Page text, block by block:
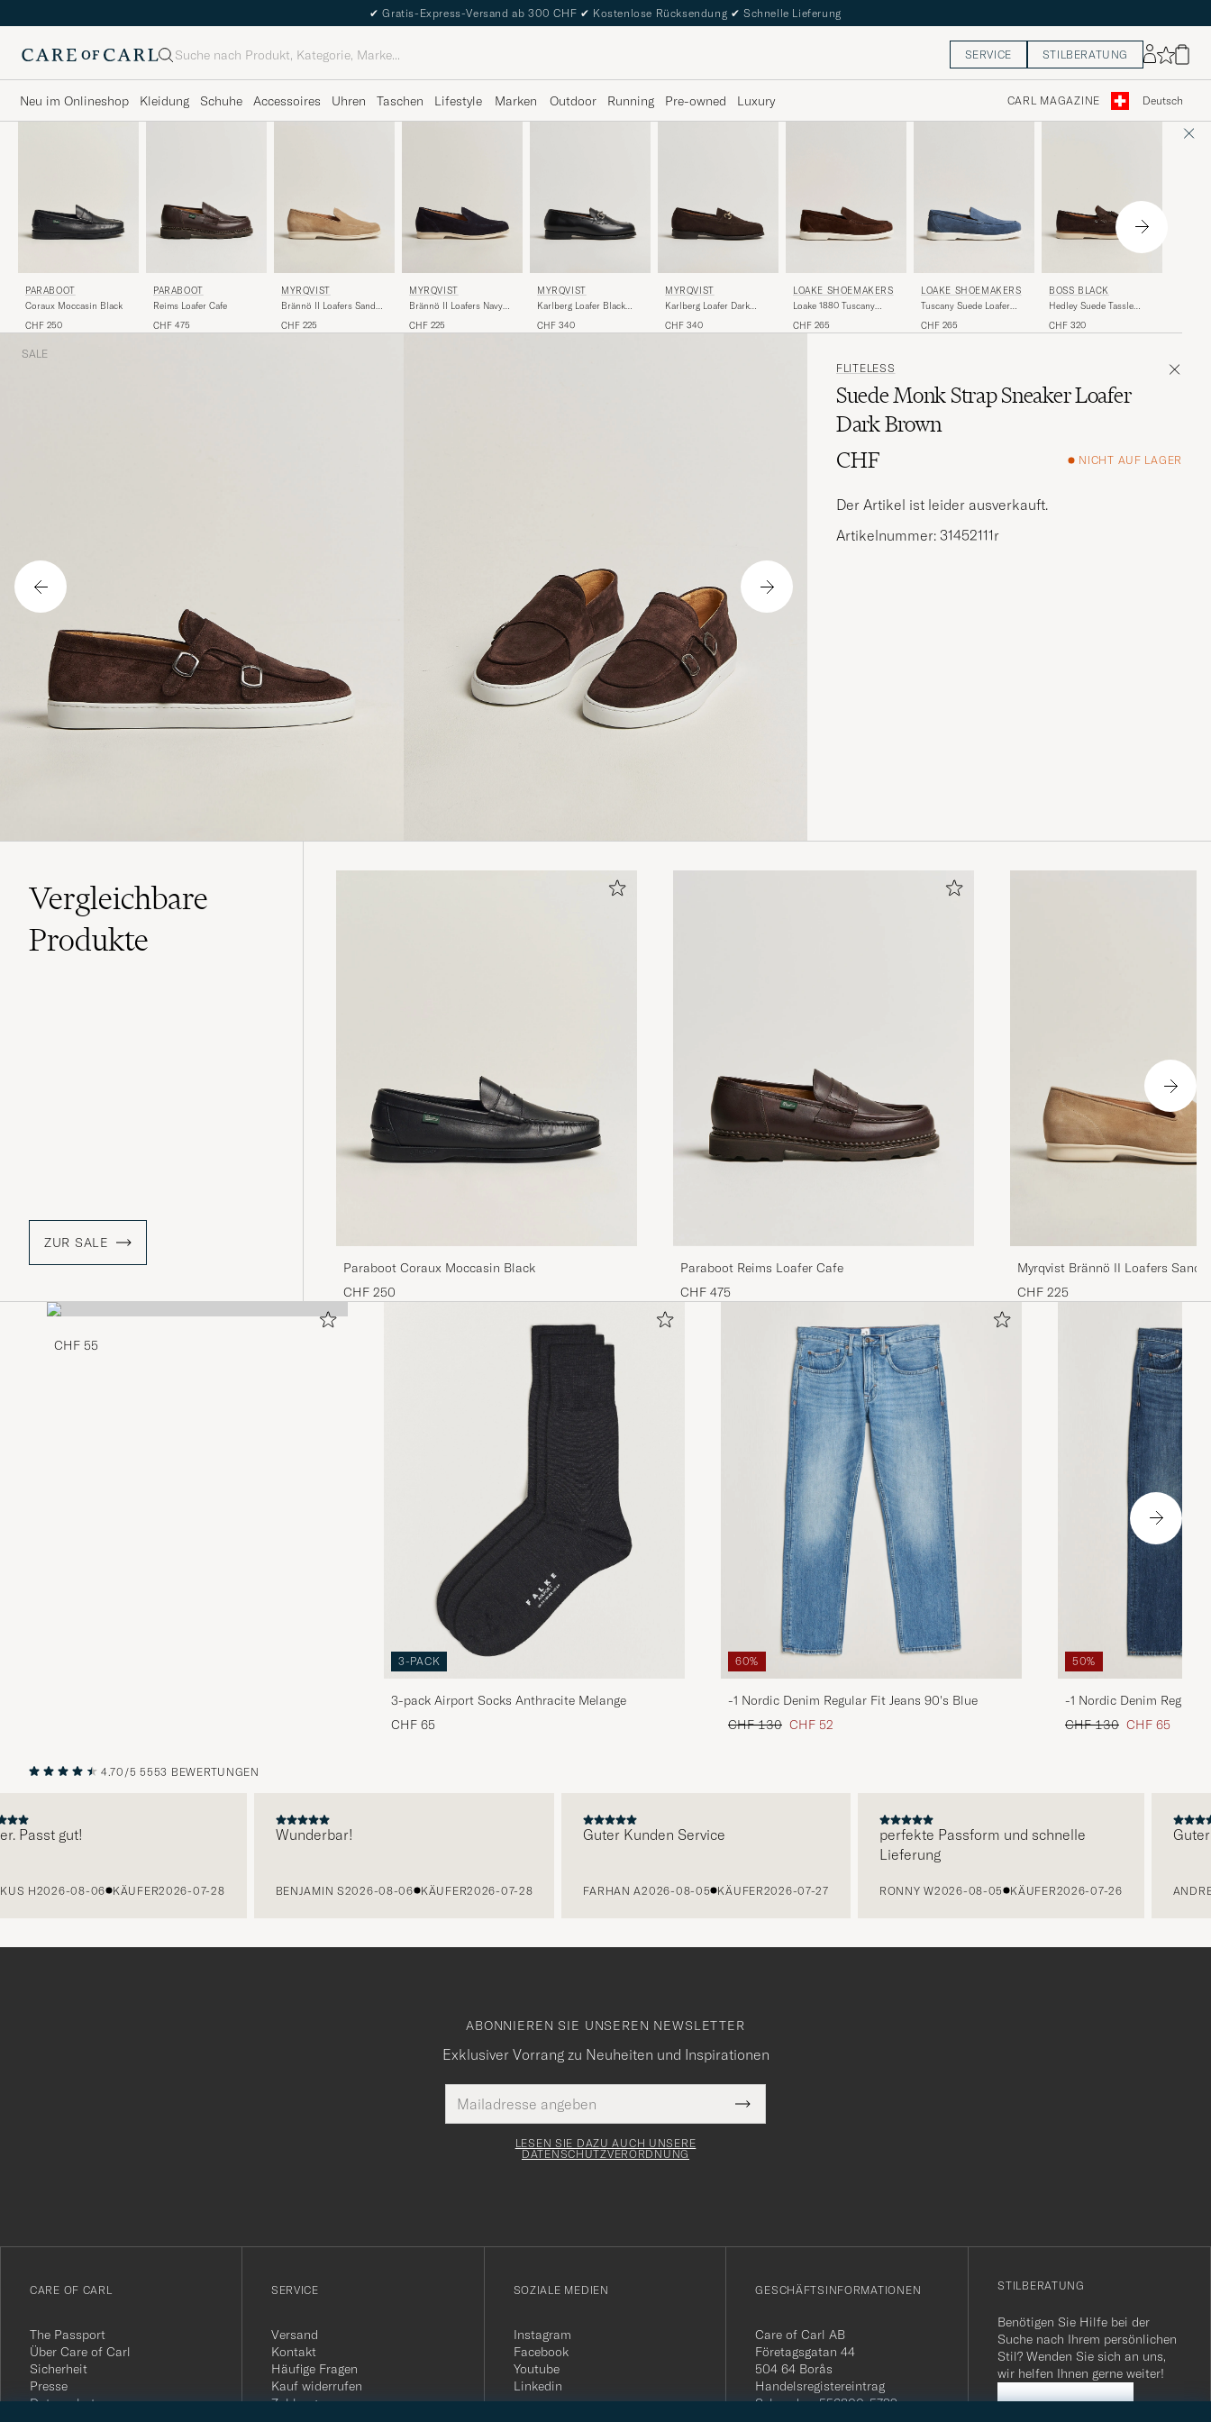
✔ Gratis-Express-Versand ab 300 CHF ✔ Kostenlose Rücksendung ✔ Schnelle Lieferung
Suche SERVICE STILBERATUNG
Neu im Onlineshop Kleidung Schuhe Accessoires Uhren Taschen Lifestyle Marken Outdoor Running Pre-owned Luxury CARL MAGAZINE Deutsch
PARABOOT
Coraux Moccasin Black
CHF 250
PARABOOT
Reims Loafer Cafe
CHF 475
MYRQVIST
Brännö II Loafers Sand
CHF 225
MYRQVIST
Brännö II Loafers Navy
CHF 225
MYRQVIST
Karlberg Loafer Black
CHF 340
MYRQVIST
Karlberg Loafer Dark
CHF 340
LOAKE SHOEMAKERS
Loake 1880 Tuscany
CHF 265
LOAKE SHOEMAKERS
Tuscany Suede Loafer
CHF 265
BOSS BLACK
Hedley Suede Tassle
CHF 320
SALE
FLITELESS
Suede Monk Strap Sneaker Loafer
Dark Brown
CHF
NICHT AUF LAGER
Der Artikel ist leider ausverkauft.
Artikelnummer: 31452111r
Vergleichbare
Produkte
ZUR SALE
Paraboot Coraux Moccasin Black
CHF 250
Paraboot Reims Loafer Cafe
CHF 475
Myrqvist Brännö II Loafers Sand
CHF 225
CHF 55
3-PACK
3-pack Airport Socks Anthracite Melange
CHF 65
60%
-1 Nordic Denim Regular Fit Jeans 90's Blue
Regulärer Preis
CHF 130 Reduzierter Preis
CHF 52
50%
-1 Nordic Denim Regular
Regulärer Preis
CHF 130 Reduzierter
CHF 65
VORHERIGE
4.70/5 5553 BEWERTUNGEN
Passt gut!
H2026-08-06 KÄUFER2026-07-28
Wunderbar!
BENJAMIN S2026-08-06 KÄUFER2026-07-28
Guter Kunden Service
FARHAN A2026-08-05 KÄUFER2026-07-27
perfekte Passform und schnelle
Lieferung
RONNY W2026-08-05 KÄUFER2026-07-26
Guter
ANDREA
ABONNIEREN SIE UNSEREN NEWSLETTER
Exklusiver Vorrang zu Neuheiten und Inspirationen
Mail
Adresse
Pflichtfeld
Submit
Newsletter
till
nyhetsbrev!
LESEN SIE DAZU AUCH UNSERE
DATENSCHUTZVERORDNUNG
CARE OF CARL
The Passport
Über Care of Carl
Sicherheit
Presse
Datenschutz
SERVICE
Versand
Kontakt
Häufige Fragen
Kauf widerrufen
Zahlung
SOZIALE MEDIEN
Instagram
Facebook
Youtube
Linkedin
GESCHÄFTSINFORMATIONEN
Care of Carl AB
Företagsgatan 44
504 64 Borås
Handelsregistereintrag
Schweden: 556800-5739
STILBERATUNG
Benötigen Sie Hilfe bei der
Suche nach Ihrem persönlichen
Stil? Wenden Sie sich an uns,
wir helfen Ihnen gerne weiter!
STILBERATUNG